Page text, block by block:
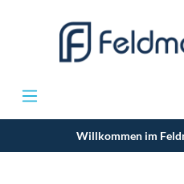
Willkommen im